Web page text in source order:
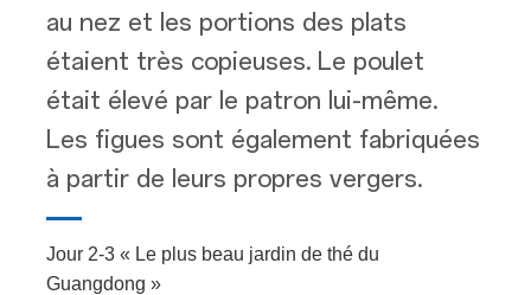
au nez et les portions des plats
étaient très copieuses. Le poulet
était élevé par le patron lui-même.
Les figues sont également fabriquées
à partir de leurs propres vergers.
Jour 2-3 « Le plus beau jardin de thé du
Guangdong »